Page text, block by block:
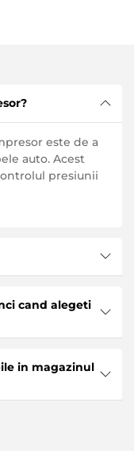
este de a
auto. Acest
presiunii
aer datorita
cu surub, care
cand alegeti
in magazinul